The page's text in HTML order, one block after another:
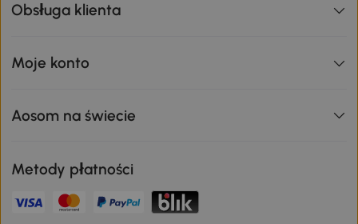
Obsługa klienta
Moje konto
Aosom na świecie
Metody płatności